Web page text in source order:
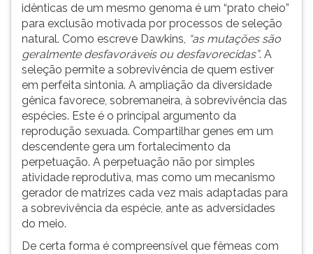
idênticas de um mesmo genoma é um “prato cheio”
para exclusão motivada por processos de seleção
natural. Como escreve Dawkins, “as mutações são
geralmente desfavoráveis ou desfavorecidas”. A
seleção permite a sobrevivência de quem estiver
em perfeita sintonia. A ampliação da diversidade
gênica favorece, sobremaneira, à sobrevivência das
espécies. Este é o principal argumento da
reprodução sexuada. Compartilhar genes em um
descendente gera um fortalecimento da
perpetuação. A perpetuação não por simples
atividade reprodutiva, mas como um mecanismo
gerador de matrizes cada vez mais adaptadas para
a sobrevivência da espécie, ante as adversidades
do meio.
De certa forma é compreensível que fêmeas com